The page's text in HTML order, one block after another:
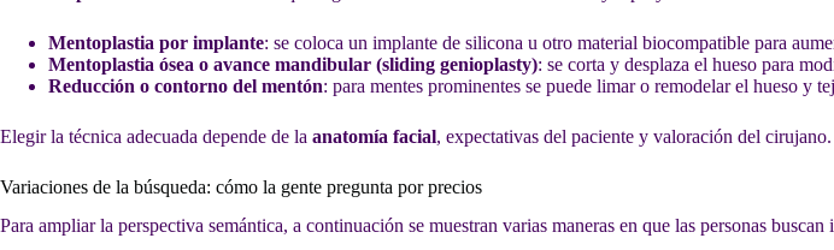
Mentoplastia por implante: se coloca un implante de silicona u otro material biocompatible para
Mentoplastia ósea o avance mandibular (sliding genioplasty): se corta y desplaza el hueso para
Reducción o contorno del mentón: para mentes prominentes se puede limar o remodelar el hueso y
Elegir la técnica adecuada depende de la anatomía facial, expectativas del paciente y valoración del cirujano.
Variaciones de la búsqueda: cómo la gente pregunta por precios
Para ampliar la perspectiva semántica, a continuación se muestran varias maneras en que las personas